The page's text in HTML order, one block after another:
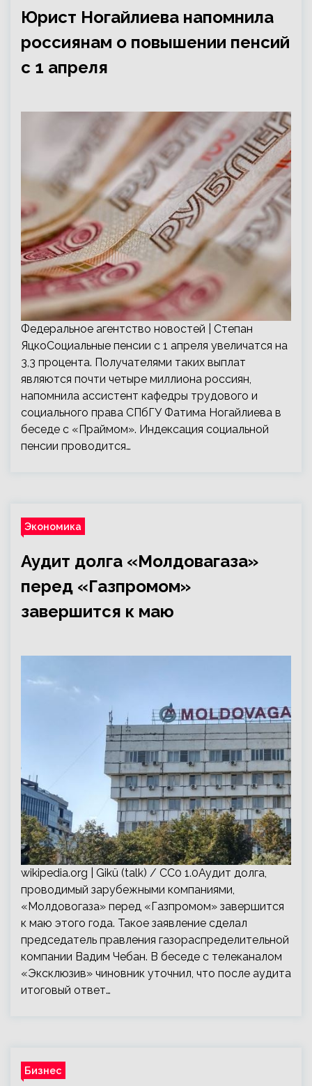
Юрист Ногайлиева напомнила
россиянам о повышении пенсий
с 1 апреля
Федеральное агентство новостей | Cтепан
ЯцкоСоциальные пенсии с 1 апреля увеличатся на
3,3 процента. Получателями таких выплат
являются почти четыре миллиона россиян,
напомнила ассистент кафедры трудового и
социального права СПбГУ Фатима Ногайлиева в
беседе с «Праймом». Индексация социальной
пенсии проводится…
Экономика
Аудит долга «Молдовагаза»
перед «Газпромом»
завершится к маю
wikipedia.org | Gikü (talk) / CC0 1.0Аудит долга,
проводимый зарубежными компаниями,
«Молдовогаза» перед «Газпромом» завершится
к маю этого года. Такое заявление сделал
председатель правления газораспределительной
компании Вадим Чебан. В беседе с телеканалом
«Эксклюзив» чиновник уточнил, что после аудита
итоговый ответ…
Бизнес